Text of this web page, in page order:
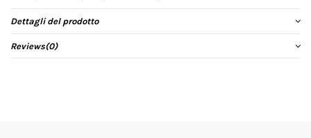
Dettagli del prodotto
Reviews(0)